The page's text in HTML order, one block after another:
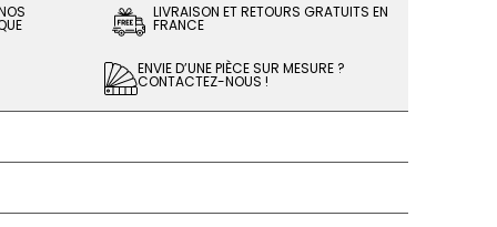
LIVRAISON ET RETOURS GRATUITS EN
FRANCE
ENVIE D’UNE PIÈCE SUR MESURE ?
CONTACTEZ-NOUS !